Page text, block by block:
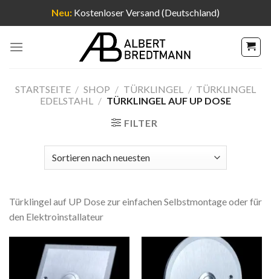
Neu: Kostenloser Versand (Deutschland)
Inhalt
STARTSEITE / SHOP / TÜRKLINGEL / TÜRKLINGEL
EDELSTAHL
/ TÜRKLINGEL AUF UP DOSE
FILTER
Türklingel auf UP Dose zur einfachen Selbstmontage oder für
den Elektroinstallateur